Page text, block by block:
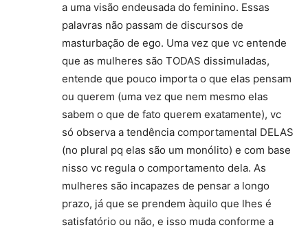
a uma visão endeusada do feminino. Essas
palavras não passam de discursos de
masturbação de ego. Uma vez que vc entende
que as mulheres são TODAS dissimuladas,
entende que pouco importa o que elas pensam
ou querem (uma vez que nem mesmo elas
sabem o que de fato querem exatamente), vc
só observa a tendência comportamental DELAS
(no plural pq elas são um monólito) e com base
nisso vc regula o comportamento dela. As
mulheres são incapazes de pensar a longo
prazo, já que se prendem àquilo que lhes é
satisfatório ou não, e isso muda conforme a